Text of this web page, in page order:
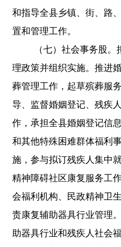
和指导全县乡镇、街、路
置和管理工作。
（七） 社会事务股。
理政策并组织实施。推进
葬管理工作，起草殡葬服
导、监督婚姻登记、残疾
作，承担全县婚姻登记信
和其他特殊困难群体福利
施，参与拟订残疾人集中
精神障碍社区康复服务工
会福利机构、民政精神卫
责康复辅助器具行业管理
助器具行业和残疾人社会